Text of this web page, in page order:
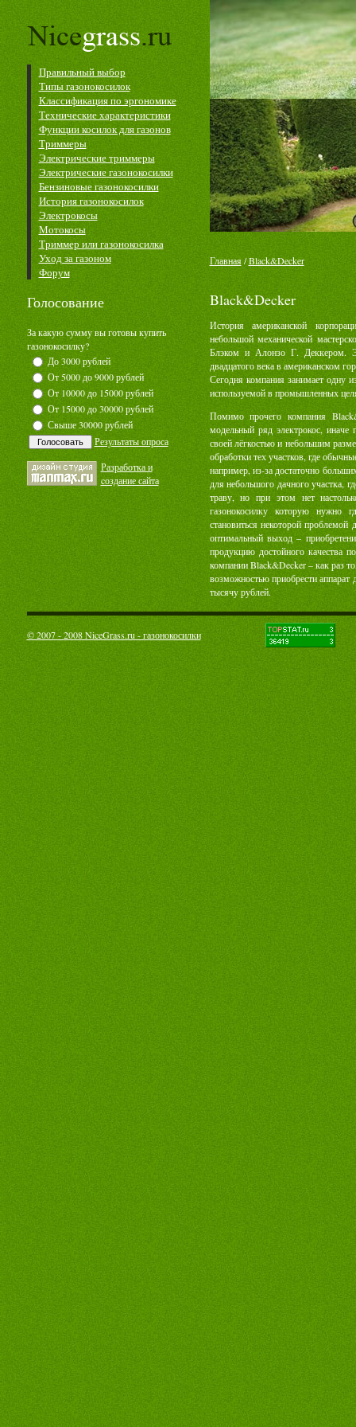
Правильный выбор
Типы газонокосилок
Классификация по эргономике
Технические характеристики
Функции косилок для газонов
Триммеры
Электрические триммеры
Электрические газонокосилки
Бензиновые газонокосилки
История газонокосилок
Электрокосы
Мотокосы
Триммер или газонокосилка
Уход за газоном
Форум
Голосование
За какую сумму вы готовы купить
газонокосилку?
До 3000 рублей
От 5000 до 9000 рублей
От 10000 до 15000 рублей
От 15000 до 30000 рублей
Свыше 30000 рублей
Результаты опроса
Разработка и
cоздание сайта
Главная/Black&Decker
Black&Decker
История американской
небольшой механической
Блэком и Алонзо Г. Деккером.
двадцатого века в американском
Сегодня компания занимает одну
используемой в промышленных
Помимо прочего компания
модельный ряд электрокос,
своей лёгкостью и небольшим
обработки тех участков, где
например, из-за достаточно
для небольшого дачного участка,
траву, но при этом нет
газонокосилку которую нужно
становиться некоторой
оптимальный выход –
продукцию достойного качества
компании Black&Decker – как раз
возможностью приобрести аппарат
тысячу рублей.
© 2007 - 2008 NiceGrass.ru - газонокосилки